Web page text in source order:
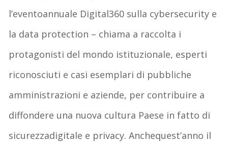
l’eventoannuale Digital360 sulla cybersecurity e
la data protection – chiama a raccolta i
protagonisti del mondo istituzionale, esperti
riconosciuti e casi esemplari di pubbliche
amministrazioni e aziende, per contribuire a
diffondere una nuova cultura Paese infatto di
sicurezzadigitale e privacy.Anchequest’anno il